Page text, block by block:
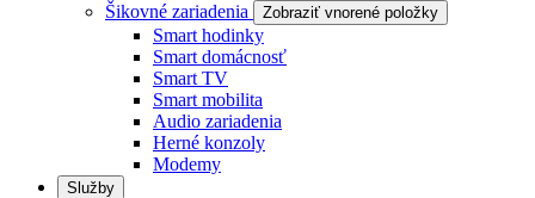
Šikovné zariadenia
Zobraziť vnorené položky
Smart hodinky
Smart domácnosť
Smart TV
Smart mobilita
Audio zariadenia
Herné konzoly
Modemy
Služby